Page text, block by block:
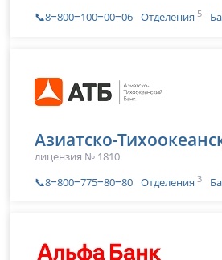
📞8‒800‒100‒00‒06 Отделения 5
Азиатско-
лицензия № 1810
📞8‒800‒775‒80‒80 Отделения 3